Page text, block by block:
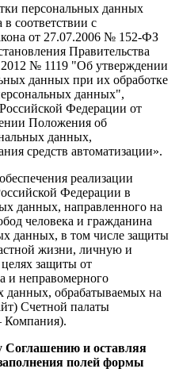
персональных данных
в соответствии с
от 27.07.2006 № 152-ФЗ
Правительства
№ 1119 "Об утверждении
данных при их обработке
данных",
Федерации от
Положения об
данных,
средств автоматизации».
реализации
Федерации в
данных, направленного на
человека и гражданина
данных, в том числе защиты
жизни, личную и
защиты от
и неправомерного
данных, обрабатываемых на
Счетной палаты
Компания).
Соглашению и оставляя
полей формы